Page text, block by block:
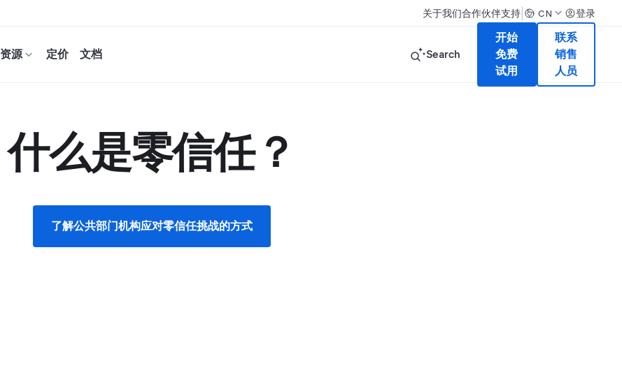
关于我们合作伙伴支持 CN 登录
资源 定价 文档 Search
开始
免费
试用
联系
销售
人员
什么是零信任？
了解公共部门机构应对零信任挑战的方式